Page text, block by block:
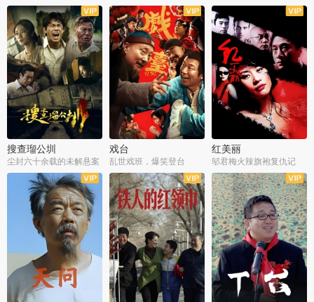
搜查瑠公圳
尘封六十余载的未解悬案
戏台
乱世戏班，爆笑登台
红美丽
邬君梅火辣旗袍复仇记